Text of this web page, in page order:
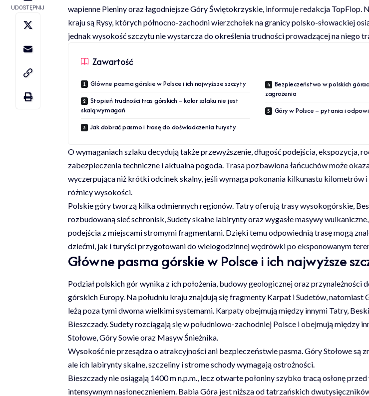
UDOSTĘPNIJ
wapienne Pieniny oraz łagodniejsze Góry Świętokrzyskie, informuje redakcja TopFlop.
kraju są Rysy, których północno-zachodni wierzchołek na granicy polsko-słowackiej
jednak wysokość szczytu nie wystarcza do określenia trudności prowadzącej na niego
Zawartość
Główne pasma górskie w Polsce i ich najwyższe szczyty
Stopień trudności tras górskich – kolor szlaku nie jest
skalą wymagań
Jak dobrać pasmo i trasę do doświadczenia turysty
Bezpieczeństwo w polskich
zagrożenia
Góry w Polsce – pytania i
O wymaganiach szlaku decydują także przewyższenie, długość podejścia, ekspozycja,
zabezpieczenia techniczne i aktualna pogoda. Trasa pozbawiona łańcuchów może
wyczerpująca niż krótki odcinek skalny, jeśli wymaga pokonania kilkunastu kilometrów
różnicy wysokości.
Polskie góry tworzą kilka odmiennych regionów. Tatry oferują trasy wysokogórskie,
rozbudowaną sieć schronisk, Sudety skalne labirynty oraz wygasłe masywy
podejścia z miejscami stromymi fragmentami. Dzięki temu odpowiednią trasę mogą
dziećmi, jak i turyści przygotowani do wielogodzinnej wędrówki po eksponowanym
Główne pasma górskie w Polsce i ich najwyższe
Podział polskich gór wynika z ich położenia, budowy geologicznej oraz przynależności
górskich Europy. Na południu kraju znajdują się fragmenty Karpat i Sudetów,
leżą poza tymi dwoma wielkimi systemami. Karpaty obejmują między innymi Tatry,
Bieszczady. Sudety rozciągają się w południowo-zachodniej Polsce i obejmują między
Stołowe, Góry Sowie oraz Masyw Śnieżnika.
Wysokość nie przesądza o atrakcyjności ani bezpieczeństwie pasma. Góry Stołowe są
ale ich labirynty skalne, szczeliny i strome schody wymagają ostrożności.
Bieszczady nie osiągają 1400 m n.p.m., lecz otwarte połoniny szybko tracą osłonę
intensywnym nasłonecznieniem. Babia Góra jest niższa od tatrzańskich